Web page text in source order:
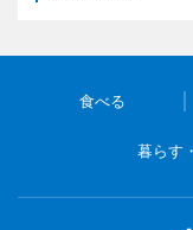
食べる
暮らす